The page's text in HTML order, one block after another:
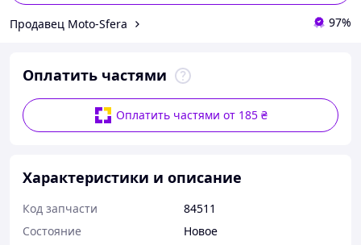
Продавец Moto-Sfera 97%
Оплатить частями
Оплатить частями от 185 ₴
Характеристики и описание
Код запчасти
84511
Состояние
Новое